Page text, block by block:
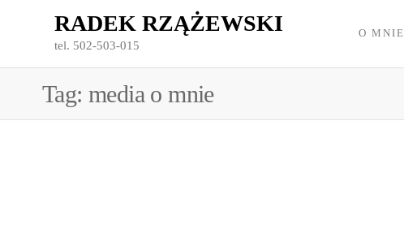
RADEK RZĄŻEWSKI
tel. 502-503-015
O MNIE
Tag: media o mnie